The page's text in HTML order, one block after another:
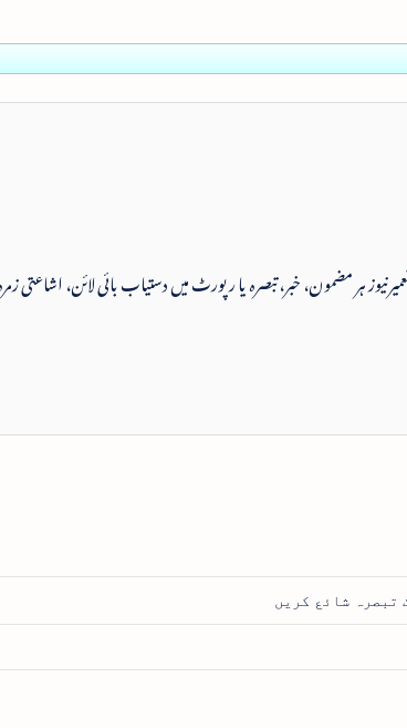
ہر مضمون، خبر، تبصرہ یا رپورٹ میں دستیاب بائی لائن، اشاعتی